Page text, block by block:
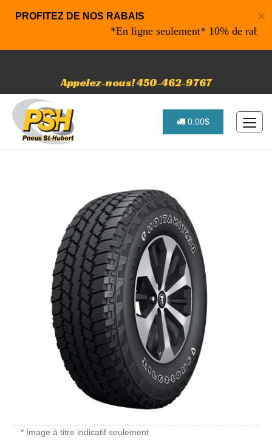
×
PROFITEZ DE NOS RABAIS
*En ligne seulement* 10% de rabais
Appelez-nous! 450-462-9767
0.00$
* Image à titre indicatif seulement